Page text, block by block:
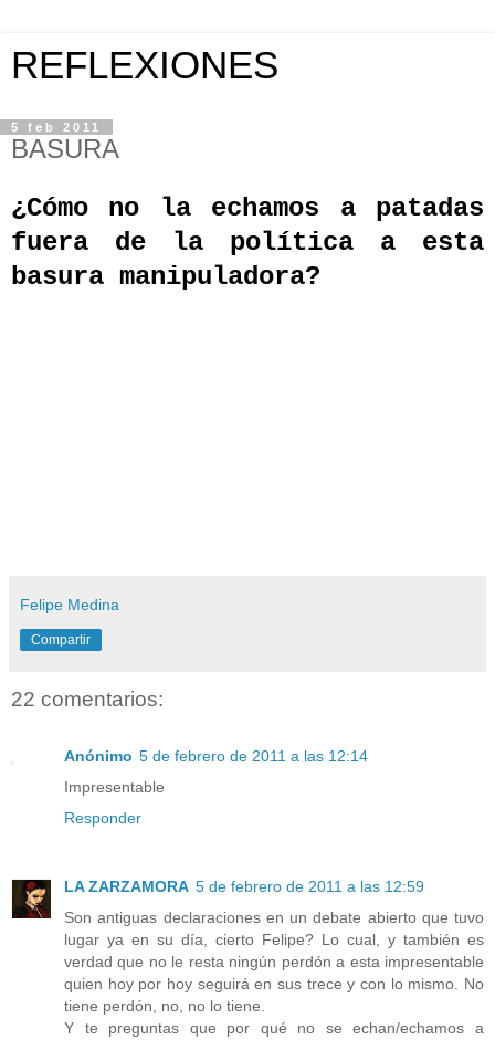
REFLEXIONES
5 feb 2011
BASURA
¿Cómo no la echamos a patadas
fuera de la política a esta
basura manipuladora?
Felipe Medina
Compartir
22 comentarios:
Anónimo 5 de febrero de 2011 a las 12:14
Impresentable
Responder
LA ZARZAMORA 5 de febrero de 2011 a las 12:59
Son antiguas declaraciones en un debate abierto que tuvo
lugar ya en su día, cierto Felipe? Lo cual, y también es
verdad que no le resta ningún perdón a esta impresentable
quien hoy por hoy seguirá en sus trece y con lo mismo. No
tiene perdón, no, no lo tiene.
Y te preguntas que por qué no se echan/echamos a